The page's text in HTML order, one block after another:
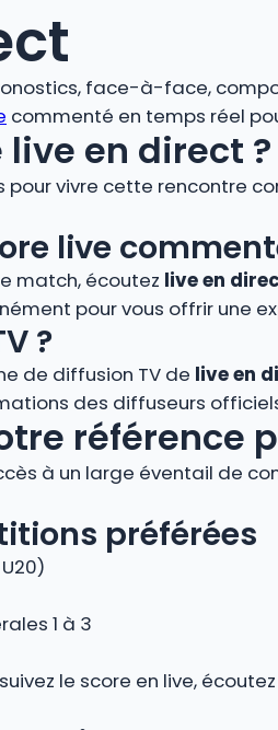
face-à-face,
commenté en temps réel
en direct ?
pour vivre cette rencontre
live
match, écoutez live en
pour vous offrir une
?
de diffusion TV de live en
des diffuseurs
référence
à un large éventail de
préférées
1 à 3
suivez le score en live,